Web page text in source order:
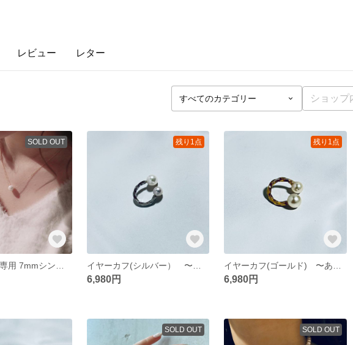
レビュー レター
SOLD OUT 残り1点
6,980円
残り1点
6,980円
SOLD OUT SOLD OUT